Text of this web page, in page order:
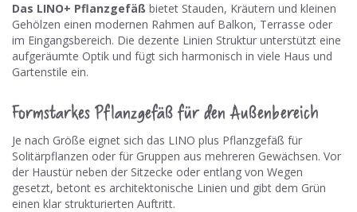
Das LINO+ Pflanzgefäß bietet Stauden, Kräutern und kleinen
Gehölzen einen modernen Rahmen auf Balkon, Terrasse oder
im Eingangsbereich. Die dezente Linien Struktur unterstützt eine
aufgeräumte Optik und fügt sich harmonisch in viele Haus und
Gartenstile ein.
Formstarkes Pflanzgefäß für den Außenbereich
Je nach Größe eignet sich das LINO plus Pflanzgefäß für
Solitärpflanzen oder für Gruppen aus mehreren Gewächsen. Vor
der Haustür neben der Sitzecke oder entlang von Wegen
gesetzt, betont es architektonische Linien und gibt dem Grün
einen klar strukturierten Auftritt.